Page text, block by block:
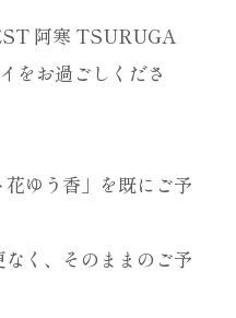
阿寒 TSURUGA
をお過ごしくださ
ゆう香」を既にご予
く、そのままのご予